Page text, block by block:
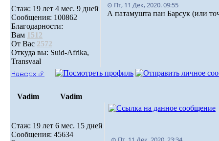
Стаж: 19 лет 4 мес. 9 дней
Сообщения: 100862
Благодарности:
Вам 1512
От Вас 2572
Откуда вы: Suid-Afrika,
Transvaal
⊙ Пт, 11 Дек, 2020. 09:55
А патамушта пан Барсук (или
Наверх ⮵
Vadim Vadim
Стаж: 19 лет 6 мес. 15 дней
Сообщения: 45634